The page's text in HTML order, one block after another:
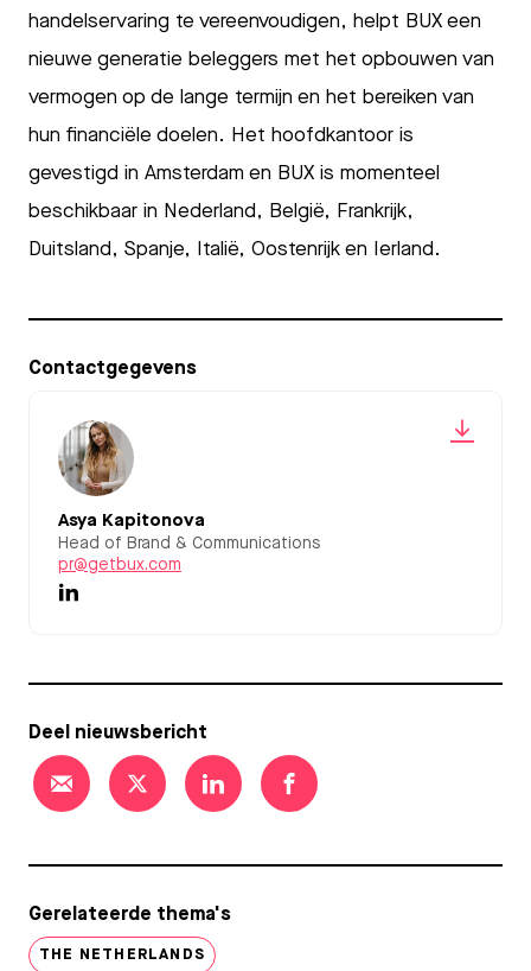
handelservaring te vereenvoudigen, helpt BUX een
nieuwe generatie beleggers met het opbouwen van
vermogen op de lange termijn en het bereiken van
hun financiële doelen. Het hoofdkantoor is
gevestigd in Amsterdam en BUX is momenteel
beschikbaar in Nederland, België, Frankrijk,
Duitsland, Spanje, Italië, Oostenrijk en Ierland.
Contactgegevens
Asya Kapitonova
Head of Brand & Communications
pr@getbux.com
Deel nieuwsbericht
Gerelateerde thema's
THE NETHERLANDS